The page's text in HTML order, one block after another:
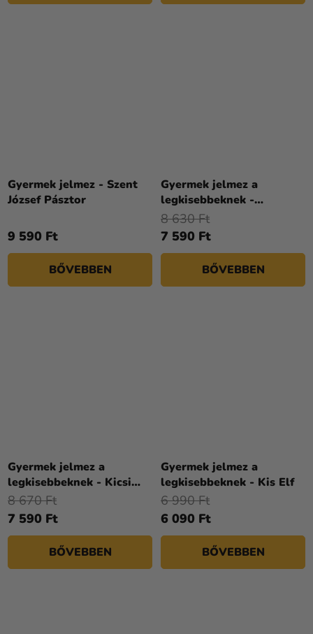
Gyermek jelmez - Szent
József Pásztor
9 590 Ft
BŐVEBBEN
Gyermek jelmez a
legkisebbeknek -
Karácsonyi manó
7 590 Ft
8 630 Ft
BŐVEBBEN
Gyermek jelmez a
legkisebbeknek - Kicsi
rénszarvas
7 590 Ft
8 670 Ft
BŐVEBBEN
Gyermek jelmez a
legkisebbeknek - Kis Elf
6 090 Ft
6 990 Ft
BŐVEBBEN